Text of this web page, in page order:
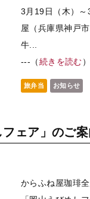
3月19日（木）
屋（兵庫県神
牛...
---（続きを読む
旅弁当 お知らせ
ェア」のご
からふね屋珈琲